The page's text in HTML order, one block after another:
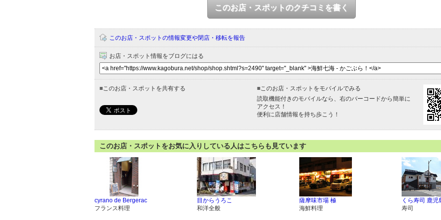
このお店・スポットのクチコミを書く
このお店・スポットの情報変更や閉店・移転を報告
お店・スポット情報をブログにはる
■このお店・スポットを共有する ■このお店・スポットをモバイルでみる
読取機能付きのモバイルなら、右のバーコードから簡単に
アクセス！
便利に店舗情報を持ち歩こう！
このお店・スポットをお気に入りしている人はこちらも見ています
cyrano de Bergerac
フランス料理
目からうろこ
和洋全般
薩摩味市場 極
海鮮料理
くら寿司 鹿児
寿司